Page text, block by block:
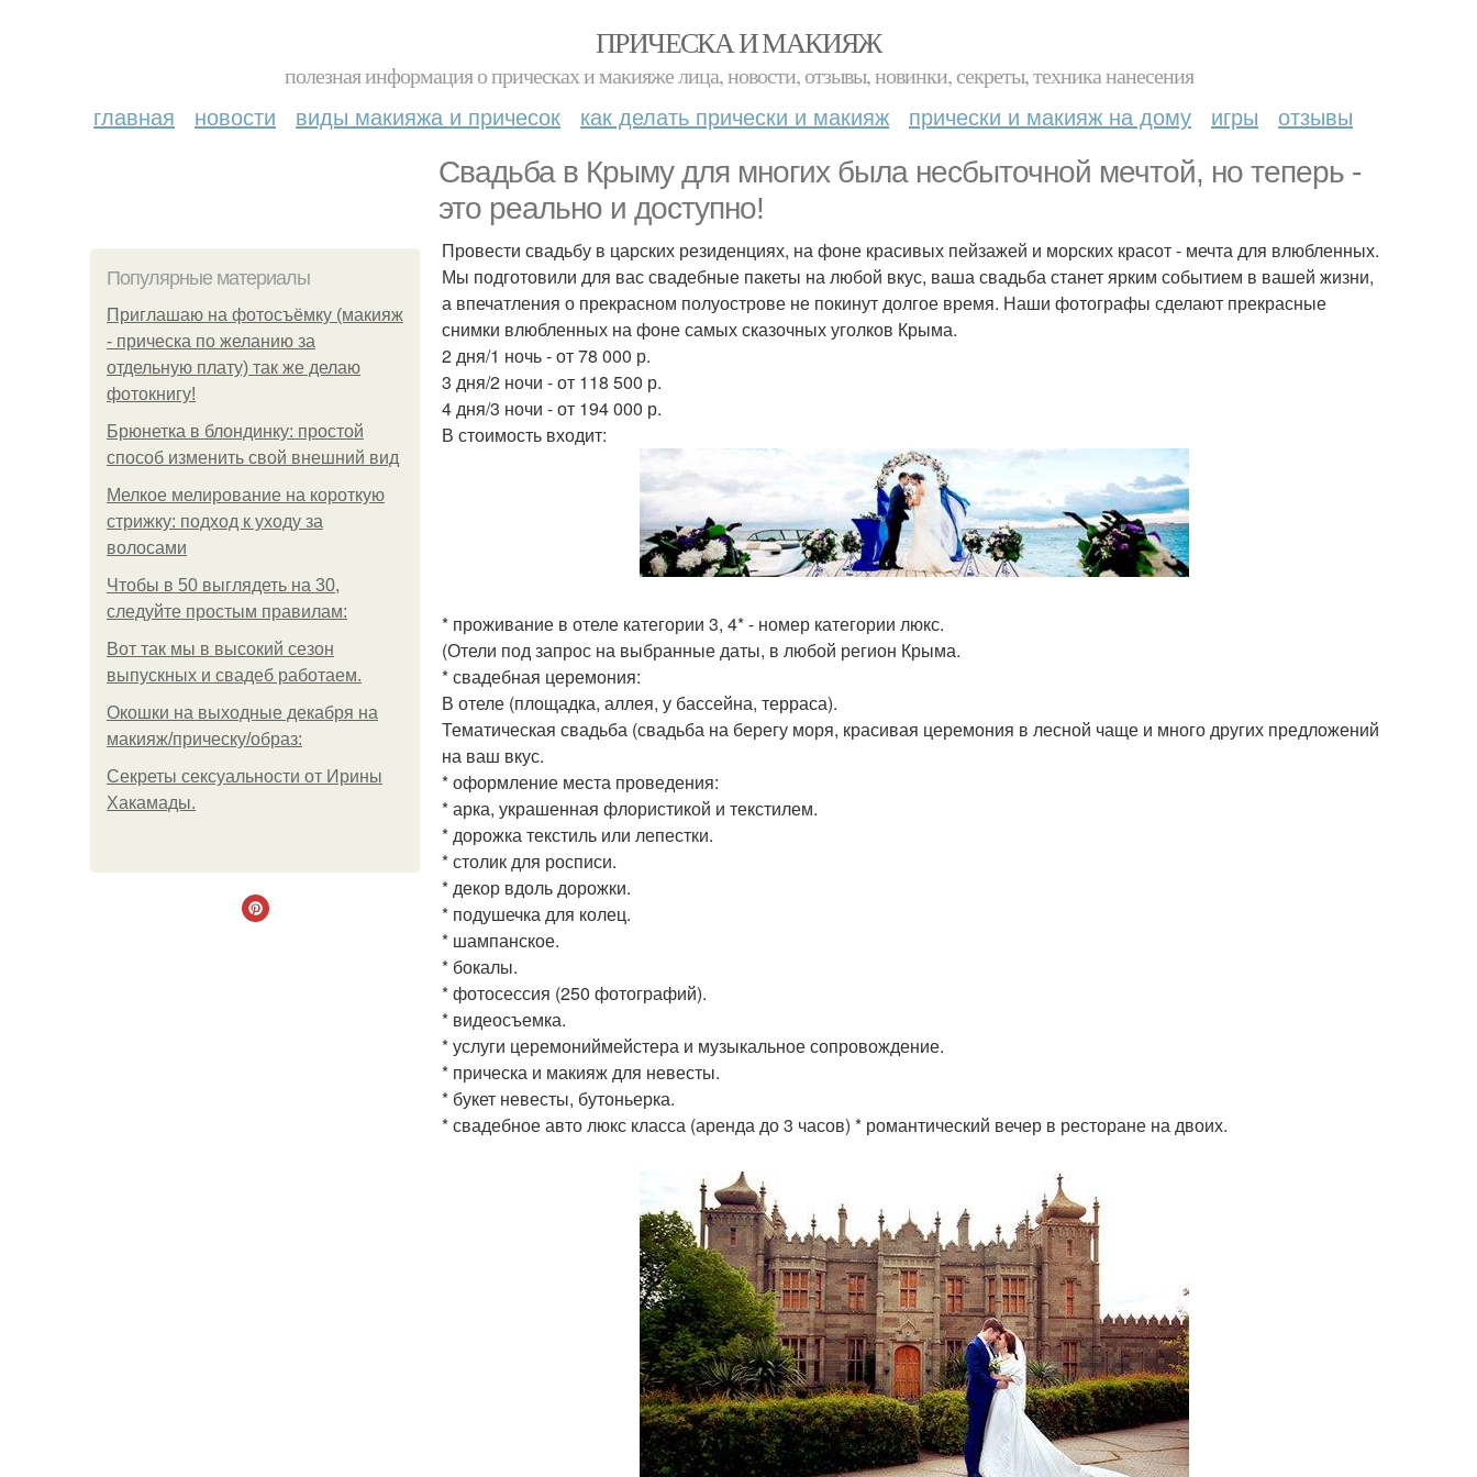
ПРИЧЕСКА И МАКИЯЖ
полезная информация о прическах и макияже лица, новости, отзывы, новинки, секреты, техника нанесения
главная новости виды макияжа и причесок как делать прически и макияж прически и макияж на дому игры отзывы
Свадьба в Крыму для многих была несбыточной мечтой, но теперь -
это реально и доступно!
Популярные материалы
Приглашаю на фотосъёмку (макияж
- прическа по желанию за
отдельную плату) так же делаю
фотокнигу!
Брюнетка в блондинку: простой
способ изменить свой внешний вид
Мелкое мелирование на короткую
стрижку: подход к уходу за
волосами
Чтобы в 50 выглядеть на 30,
следуйте простым правилам:
Вот так мы в высокий сезон
выпускных и свадеб работаем.
Окошки на выходные декабря на
макияж/прическу/образ:
Секреты сексуальности от Ирины
Хакамады.
Провести свадьбу в царских резиденциях, на фоне красивых пейзажей и морских красот - мечта для влюбленных.
Мы подготовили для вас свадебные пакеты на любой вкус, ваша свадьба станет ярким событием в вашей жизни,
а впечатления о прекрасном полуострове не покинут долгое время. Наши фотографы сделают прекрасные
снимки влюбленных на фоне самых сказочных уголков Крыма.
2 дня/1 ночь - от 78 000 р.
3 дня/2 ночи - от 118 500 р.
4 дня/3 ночи - от 194 000 р.
В стоимость входит:
* проживание в отеле категории 3, 4* - номер категории люкс.
(Отели под запрос на выбранные даты, в любой регион Крыма.
* свадебная церемония:
В отеле (площадка, аллея, у бассейна, терраса).
Тематическая свадьба (свадьба на берегу моря, красивая церемония в лесной чаще и много других предложений
на ваш вкус.
* оформление места проведения:
* арка, украшенная флористикой и текстилем.
* дорожка текстиль или лепестки.
* столик для росписи.
* декор вдоль дорожки.
* подушечка для колец.
* шампанское.
* бокалы.
* фотосессия (250 фотографий).
* видеосъемка.
* услуги церемониймейстера и музыкальное сопровождение.
* прическа и макияж для невесты.
* букет невесты, бутоньерка.
* свадебное авто люкс класса (аренда до 3 часов) * романтический вечер в ресторане на двоих.